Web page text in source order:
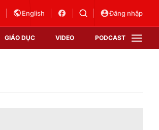
English Đăng nhập
GIÁO DỤC VIDEO PODCAST
VTV Sức khoẻ